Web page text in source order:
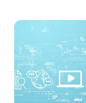
企業・